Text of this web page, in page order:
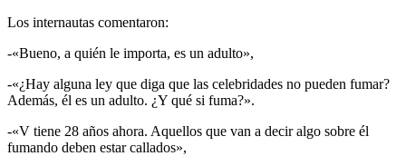
Los internautas comentaron:
-«Bueno, a quién le importa, es un adulto»,
-«¿Hay alguna ley que diga que las celebridades no pueden fumar?
Además, él es un adulto. ¿Y qué si fuma?».
-«V tiene 28 años ahora. Aquellos que van a decir algo sobre él
fumando deben estar callados»,